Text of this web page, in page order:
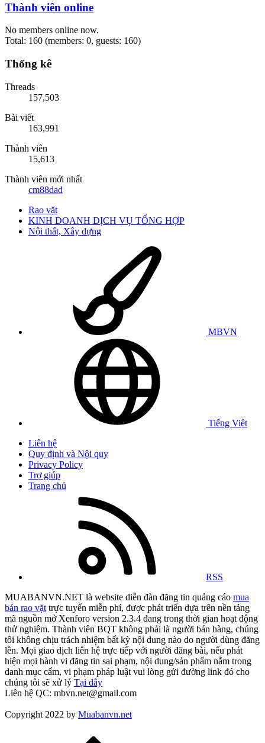
Thành viên online
No members online now.
Total: 160 (members: 0, guests: 160)
Thống kê
Threads
157,503
Bài viết
163,991
Thành viên
15,613
Thành viên mới nhất
cm88dad
Rao vặt
KINH DOANH DỊCH VỤ TỔNG HỢP
Nội thất, Xây dựng
MBVN
Tiếng Việt
Liên hệ
Quy định và Nội quy
Privacy Policy
Trợ giúp
Trang chủ
RSS
MUABANVN.NET là website diễn đàn đăng tin quảng cáo mua
bán rao vặt trực tuyến miễn phí, được phát triển dựa trên nền tảng
mã nguồn mở Xenforo version 2.3.4 đang trong thời gian hoạt động
thử nghiệm. Thành viên BQT không phải là người bán hàng, chúng
tôi không chịu trách nhiệm bất kỳ nội dung nào do người dùng đăng
lên. Mọi giao dịch liên hệ trực tiếp với người đăng bài, nếu phát
hiện mọi hành vi đăng tin sai phạm, nội dung/sản phẩm nằm trong
danh mục cấm, vi phạm pháp luật vui lòng gửi đường link đó cho
chúng tôi sẽ xử lý Tại đây
Liên hệ QC: mbvn.net@gmail.com
Copyright 2022 by Muabanvn.net